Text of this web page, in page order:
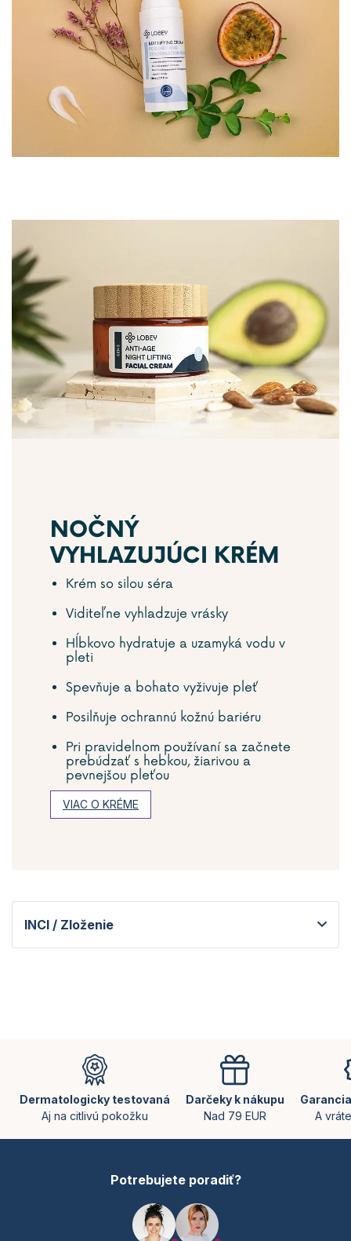
NOČNÝ
VYHLAZUJÚCI KRÉM
Krém so silou séra
Viditeľne vyhladzuje vrásky
Hĺbkovo hydratuje a uzamyká vodu v
pleti
Spevňuje a bohato vyživuje pleť
Posilňuje ochrannú kožnú bariéru
Pri pravidelnom používaní sa začnete
prebúdzať s hebkou, žiarivou a
pevnejšou pleťou
VIAC O KRÉME
INCI / Zloženie
Dermatologicky testovaná
Aj na citlivú pokožku
Darčeky k nákupu
Nad 79 EUR
A
Potrebujete poradiť?